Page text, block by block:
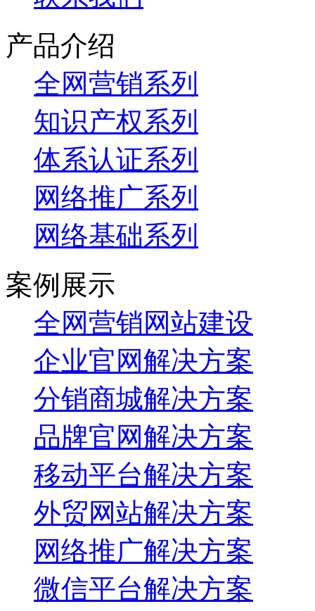
产品介绍
全网营销系列
知识产权系列
体系认证系列
网络推广系列
网络基础系列
案例展示
全网营销网站建设
企业官网解决方案
分销商城解决方案
品牌官网解决方案
移动平台解决方案
外贸网站解决方案
网络推广解决方案
微信平台解决方案